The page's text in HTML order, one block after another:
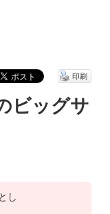
ビッグサ
印刷
し